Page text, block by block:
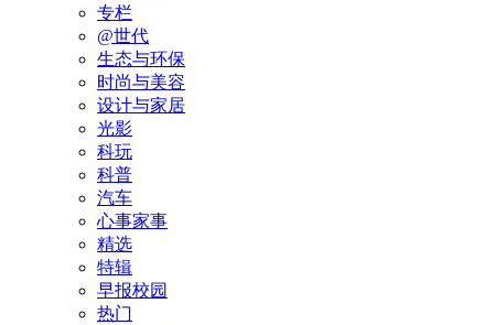
专栏
@世代
生态与环保
时尚与美容
设计与家居
光影
科玩
科普
汽车
心事家事
精选
特辑
早报校园
热门